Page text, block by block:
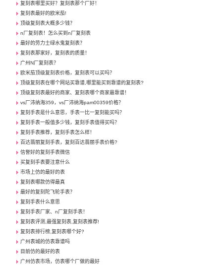
复刻表哪里买好？复刻表那个厂好！
复刻表最好的欧米茄!
顶级复刻表大概多少钱？
n厂复刻表！怎么买到n厂复刻表
最好的劳力士绿水鬼复刻表？
复刻表那家好，复刻表的质量！
广州N厂复刻表？
欧米茄顶级复刻表价格，复刻表可以买吗？
顶级复刻表在哪个网站买靠谱,哪里能买到靠谱的复刻表?
顶级复刻表最好的商家、复刻表哪个商家最靠谱！
vs厂沛纳海359，vs厂沛纳海pam00359价格？
复刻手表是什么意思，手表一比一复刻能买吗？
复刻手表一般值多少钱，复刻手表值得买吗？
复刻手表推荐，复刻手表怎么样！
百达翡丽复刻手表，复刻百达翡丽手表价格?
信誉好的复刻手表微信
买复刻手表要注意什么
市场上仿的最好的表
复刻表哪款仿得最真
最好的复刻陀飞轮手表？
复刻手表什么意思
复刻手表厂家、n厂复刻手表！
复刻表评测,最强复刻表,复刻表推荐!
复刻表排行榜,复刻表哪个好?
广州表城的仿表靠谱吗
目前仿的最好的表
广州仿表市场，仿表哪个厂做的最好